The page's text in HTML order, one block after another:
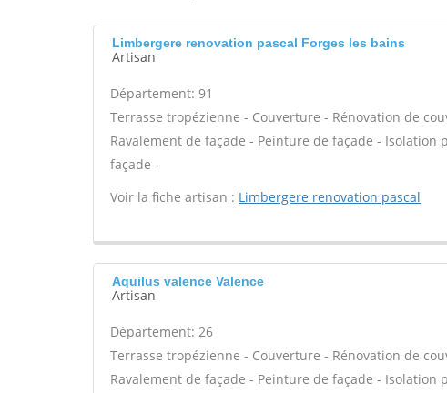
Limbergere renovation pascal Forges les bains
Artisan
Département: 91
Terrasse tropézienne - Couverture - Rénovation de
Ravalement de façade - Peinture de façade -
façade -
Voir la fiche artisan : Limbergere renovation pascal
Aquilus valence Valence
Artisan
Département: 26
Terrasse tropézienne - Couverture - Rénovation de
Ravalement de façade - Peinture de façade -